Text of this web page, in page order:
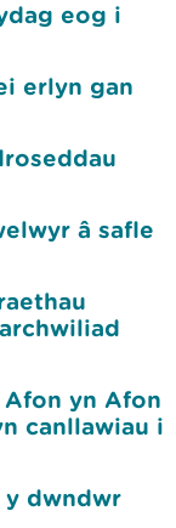
eog i
erlyn gan
â safle
Afon yn Afon
canllawiau i
y dwndwr